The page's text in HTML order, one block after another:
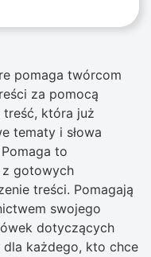
pomaga twórcom
za pomocą
treść, która już
tematy i słowa
to
z gotowych
treści. Pomagają
swojego
dotyczących
dla każdego, kto chce